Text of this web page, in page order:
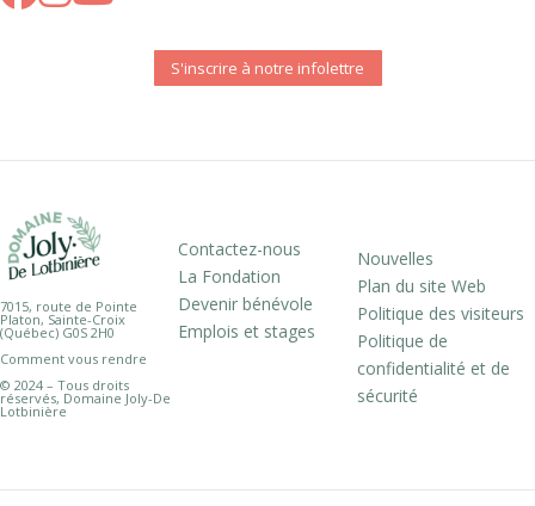
S'inscrire à notre infolettre
7015, route de Pointe
Platon, Sainte-Croix
(Québec) G0S 2H0
Comment vous rendre
© 2024 – Tous droits
réservés, Domaine Joly-De
Lotbinière
Contactez-nous
La Fondation
Devenir bénévole
Emplois et stages
Nouvelles
Plan du site Web
Politique des visiteurs
Politique de
confidentialité et de
sécurité